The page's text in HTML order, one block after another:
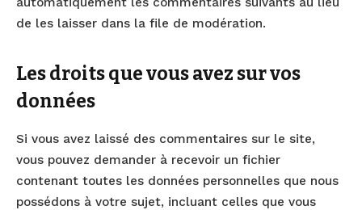
de les laisser dans la file de modération.
Les droits que vous avez sur vos
données
Si vous avez laissé des commentaires sur le site,
vous pouvez demander à recevoir un fichier
contenant toutes les données personnelles que nous
possédons à votre sujet, incluant celles que vous